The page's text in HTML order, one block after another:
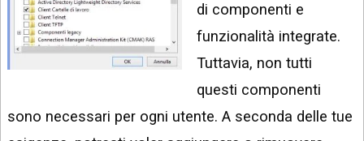
VIDEO
INSTAGRAM
GOOGLE
di componenti e
funzionalità integrate.
Tuttavia, non tutti
questi componenti
sono necessari per ogni utente. A seconda delle tue